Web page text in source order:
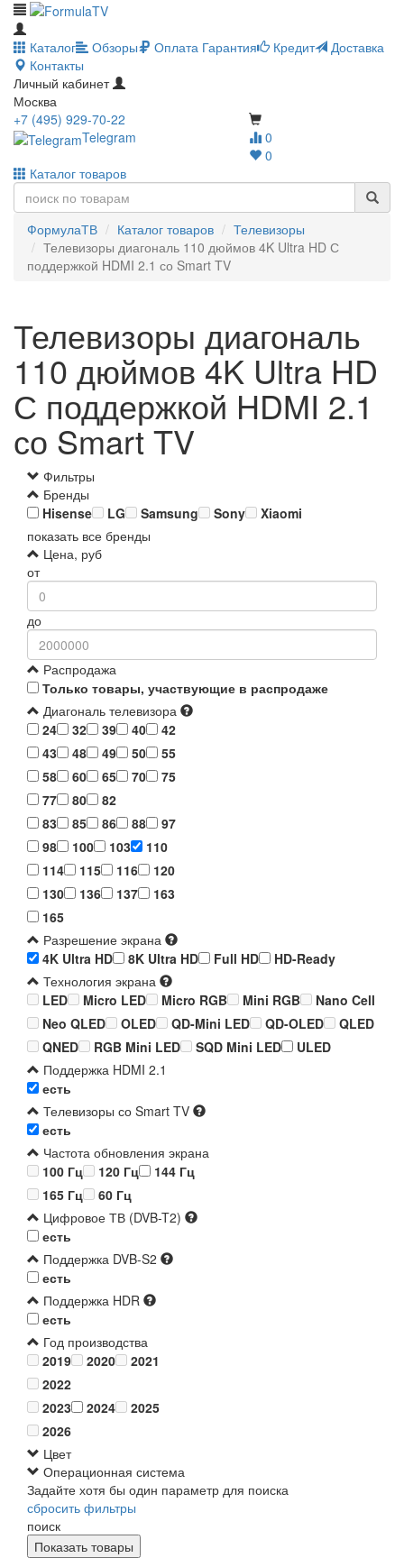
Каталог Обзоры Оплата Гарантия Кредит
Доставка
Контакты
Личный кабинет
Москва
0
0
+7 (495) 929-70-22
Telegram
Каталог товаров
ФормулаТВ Каталог товаров
Телевизоры
Телевизоры диагональ 110 дюймов 4K Ultra HD С
поддержкой HDMI 2.1 со Smart TV
Телевизоры диагональ
110 дюймов 4K Ultra HD
С поддержкой HDMI 2.1
со Smart TV
Фильтры
Бренды
Hisense
LG Samsung Sony
Xiaomi
показать все бренды
Цена, руб
от
до
Распродажа
Только товары, участвующие в распродаже
Диагональ телевизора
24
32 39 40
42
43
48 49 50
55
58
60 65 70
75
77
80
82
83
85 86 88
97
98
100 103
110
114
115 116
120
130
136 137
163
165
Разрешение экрана
4K Ultra HD
8K Ultra HD Full HD
HD-Ready
Технология экрана
LED
Micro LED Micro RGB Mini RGB
Nano Cell
Neo QLED
OLED QD-Mini LED QD-OLED
QLED
QNED
RGB Mini LED SQD Mini LED
ULED
Поддержка HDMI 2.1
есть
Телевизоры со Smart TV
есть
Частота обновления экрана
100 Гц
120 Гц
144 Гц
165 Гц
60 Гц
Цифровое ТВ (DVB-T2)
есть
Поддержка DVB-S2
есть
Поддержка HDR
есть
Год производства
2019
2020
2021
2022
2023
2024
2025
2026
Цвет
Операционная система
Задайте хотя бы один параметр для поиска
сбросить фильтры
поиск